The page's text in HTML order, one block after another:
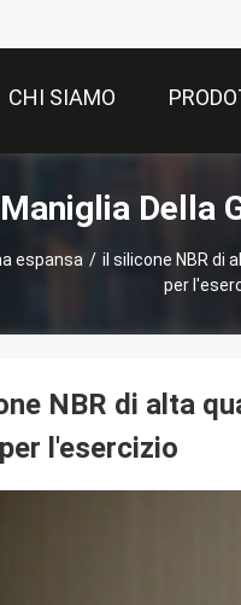
CHI SIAMO
Della
espansa / il silicone NBR di
per
NBR di alta
l'esercizio